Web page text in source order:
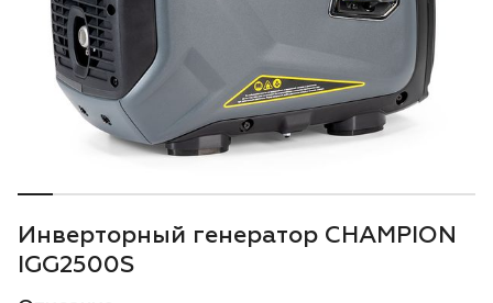
Воздуходувки
Триммеры
Аккумуляторная техника iPrix
Генераторы
Скарификаторы
Блог
Инверторный генератор CHAMPION
IGG2500S